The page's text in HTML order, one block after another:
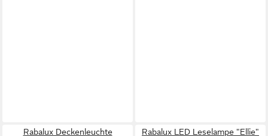
Rabalux Deckenleuchte
Rabalux LED Leselampe "Ellie"